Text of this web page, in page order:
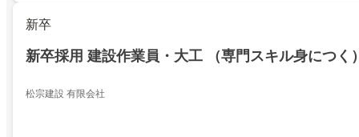
新卒
新卒採用 建設作業員・大工 （専門スキル身につく
松宗建設 有限会社